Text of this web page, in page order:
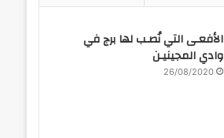
الأفعـى التي نُصـب لها برج في
وادي المجينيـن
26/08/2020